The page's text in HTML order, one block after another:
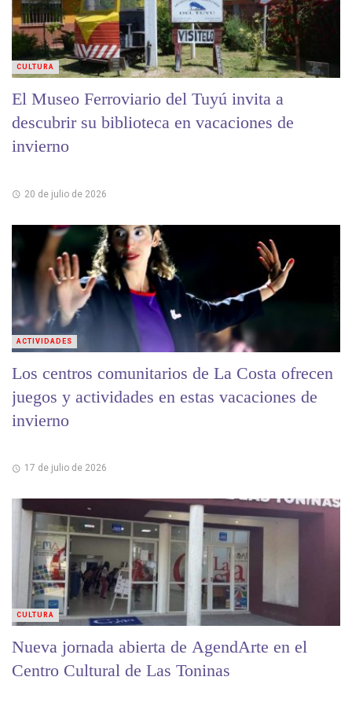
El Museo Ferroviario del Tuyú invita a
descubrir su biblioteca en vacaciones de
invierno
20 de julio de 2026
CULTURA
Los centros comunitarios de La Costa ofrecen
juegos y actividades en estas vacaciones de
invierno
17 de julio de 2026
ACTIVIDADES
Nueva jornada abierta de AgendArte en el
Centro Cultural de Las Toninas
CULTURA